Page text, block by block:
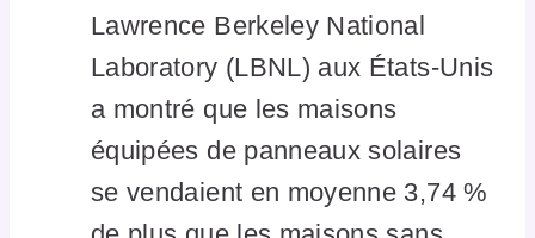
Lawrence Berkeley National
Laboratory (LBNL) aux États-Unis
a montré que les maisons
équipées de panneaux solaires
se vendaient en moyenne 3,74 %